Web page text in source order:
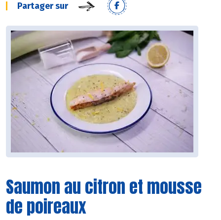
Partager sur
Saumon au citron et mousse
de poireaux